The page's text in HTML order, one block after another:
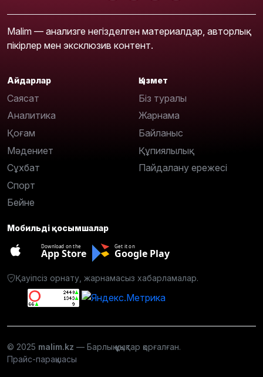
Malim — анализге негізделген материалдар, авторлық
пікірлер мен эксклюзив контент.
Айдарлар
Саясат
Аналитика
Қоғам
Мәдениет
Сұхбат
Спорт
Бейне
Қызмет
Біз туралы
Жарнама
Байланыс
Құпиялылық
Пайдалану ережесі
Мобильді қосымшалар
Download on the
App Store
Get it on
Google Play
Қауіпсіз орнату, жарнамасыз хабарламалар.
© 2025 malim.kz — Барлық құқықтар қорғалған.
Прайс-парақшасы